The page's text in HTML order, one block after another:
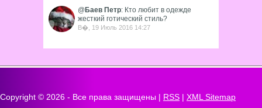
@ Баев Петр: Кто любит в одежде
жесткий готический стиль?
В�, 19 Июль 2016 14:27
Copyright © 2026 - Все права защищены | RSS | XML Sitemap